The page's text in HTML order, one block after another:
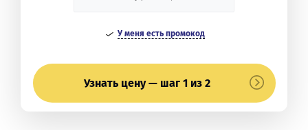
У меня есть промокод
Узнать цену — шаг 1 из 2